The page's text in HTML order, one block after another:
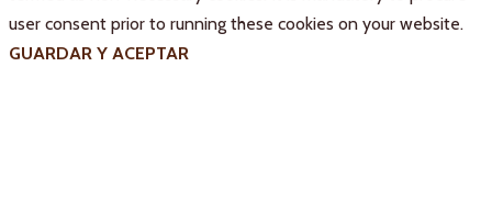
user consent prior to running these cookies on your website.
GUARDAR Y ACEPTAR